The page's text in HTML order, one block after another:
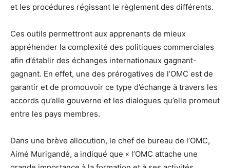
et les procédures régissant le règlement des différents.
Ces outils permettront aux apprenants de mieux
appréhender la complexité des politiques commerciales
afin d’établir des échanges internationaux gagnant-
gagnant. En effet, une des prérogatives de l’OMC est de
garantir et de promouvoir ce type d’échange à travers les
accords qu’elle gouverne et les dialogues qu’elle promeut
entre les pays membres.
Dans une brève allocution, le chef de bureau de l’OMC,
Aimé Murigandé, a indiqué que « l’OMC attache une